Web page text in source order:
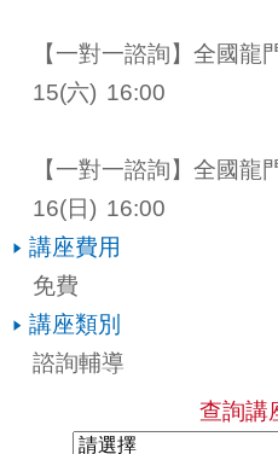
【一對一諮詢】全國龍
15(六) 16:00
【一對一諮詢】全國龍
16(日) 16:00
講座費用
免費
講座類別
諮詢輔導
查詢講